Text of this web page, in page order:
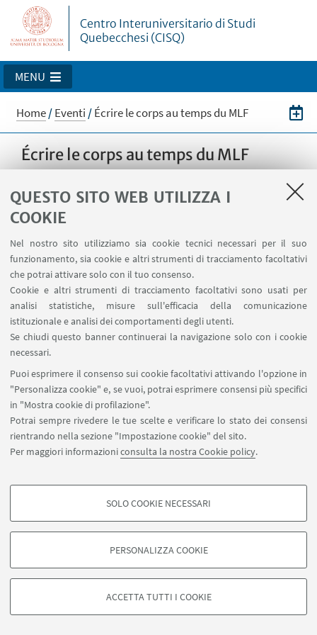
QUESTO SITO WEB UTILIZZA I
COOKIE
Nel nostro sito utilizziamo sia cookie tecnici necessari per il suo
funzionamento, sia cookie e altri strumenti di tracciamento facoltativi
che potrai attivare solo con il tuo consenso.
Cookie e altri strumenti di tracciamento facoltativi sono usati per
analisi statistiche, misure sull'efficacia della comunicazione
istituzionale e analisi dei comportamenti degli utenti.
Se chiudi questo banner continuerai la navigazione solo con i cookie
necessari.
Puoi esprimere il consenso sui cookie facoltativi attivando l'opzione in
"Personalizza cookie" e, se vuoi, potrai esprimere consensi più specifici
in "Mostra cookie di profilazione".
Potrai sempre rivedere le tue scelte e verificare lo stato dei consensi
rientrando nella sezione "Impostazione cookie" del sito.
Per maggiori informazioniconsulta la nostra Cookie policy.
COOKIE DI PROFILAZIONE - FACOLTATIVI
degli utenti, creare profili in base al loro comportamento sul sito, per analisi
di marketing.
Google/Youtube Video
SOLO COOKIE NECESSARI
PERSONALIZZA COOKIE
ACCETTA TUTTI I COOKIE
Centro Interuniversitario di Studi
Quebecchesi (CISQ)
MENU
Home/Eventi /Écrire le corps au temps du MLF
Écrire le corps au temps du MLF
Anne-Emmanuelle Berger (Université Paris 8)
DATA: 11
LUOGO: Aula 8, Palazzo Nuovo, Università di Torino
- Evento in presenza e online
TIPO: Seminari, presentazioni, conferenze
IN EVIDENZA
Affiche[ .pdf 79Kb ]
©Copyright 2026 - ALMA MATER STUDIORUM - Università di
Privacy- Note legali-Impostazioni Cookie